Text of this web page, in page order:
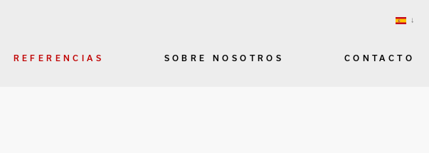
REFERENCIAS SOBRE NOSOTROS CONTACTO